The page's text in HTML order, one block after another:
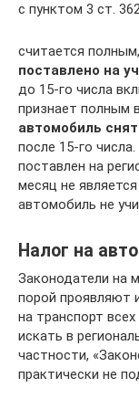
с пунктом 3 ст.
считается
поставлено на
до 15-го числа
признает полным
автомобиль
после 15-го
поставлен на
месяц не
автомобиль не
Налог на
Законодатели на
порой проявляют
на транспорт
искать в
частности,
практически не